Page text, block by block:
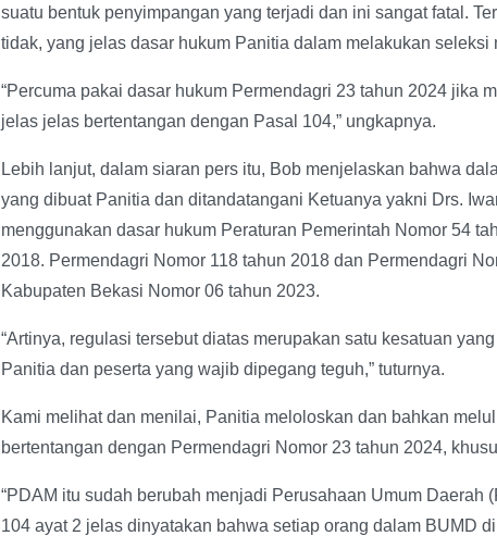
suatu bentuk penyimpangan yang terjadi dan ini sangat fatal.
tidak, yang jelas dasar hukum Panitia dalam melakukan
“Percuma pakai dasar hukum Permendagri 23 tahun 2024 jika
jelas jelas bertentangan dengan Pasal 104,” ungkapnya.
Lebih lanjut, dalam siaran pers itu, Bob menjelaskan bahwa
yang dibuat Panitia dan ditandatangani Ketuanya yakni Drs.
menggunakan dasar hukum Peraturan Pemerintah Nomor 54
2018. Permendagri Nomor 118 tahun 2018 dan Permendagri
Kabupaten Bekasi Nomor 06 tahun 2023.
“Artinya, regulasi tersebut diatas merupakan satu kesatuan
Panitia dan peserta yang wajib dipegang teguh,” tuturnya.
Kami melihat dan menilai, Panitia meloloskan dan bahkan
bertentangan dengan Permendagri Nomor 23 tahun 2024,
“PDAM itu sudah berubah menjadi Perusahaan Umum Daerah
104 ayat 2 jelas dinyatakan bahwa setiap orang dalam BUMD